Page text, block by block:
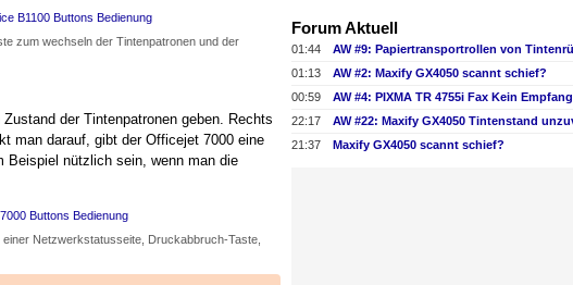
zum wechseln der Tintenpatronen und der
der Tintenpatronen geben. Rechts
man darauf, gibt der Officejet 7000 eine
nützlich sein, wenn man die
Netzwerkstatusseite, Druckabbruch-Taste,
Forum Aktuell
01:44
01:13
AW #2: Maxify GX4050 scannt schief?
00:59
AW #4: PIXMA TR 4755i Fax Kein Empfang
22:17
21:37
Maxify GX4050 scannt schief?